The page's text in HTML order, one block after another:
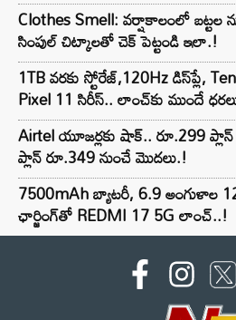
Clothes Smell: వర్షాకాలంలో బట్టల
సింపుల్ చిట్కాలతో చెక్ పెట్టండి ఇలా.!
1TB వరకు స్టోరేజ్,120Hz డిస్‌ప్లే,
Pixel 11 సిరీస్.. లాంచ్⁭కు ముందే
Airtel యూజర్లకు షాక్.. రూ.299
ప్లాన్ రూ.349 నుంచే మొదలు.!
7500mAh బ్యాటరీ, 6.9 అంగుళాల
ఛార్జింగ్‌తో REDMI 17 5G లాంచ్..!